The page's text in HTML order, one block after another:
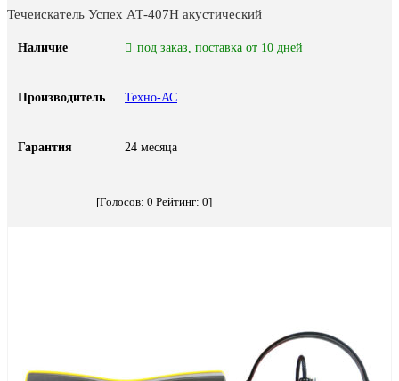
Течеискатель Успех АТ-407Н акустический
Наличие под заказ, поставка от 10 дней
Производитель Техно-АС
Гарантия 24 месяца
[Голосов: 0 Рейтинг: 0]